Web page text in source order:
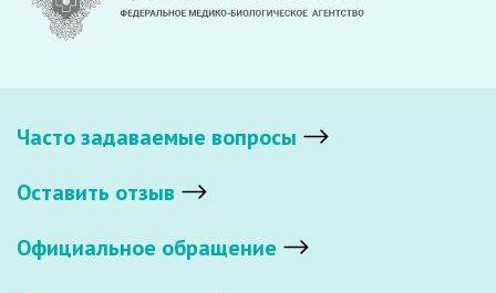
Часто задаваемые вопросы
Оставить отзыв
Официальное обращение